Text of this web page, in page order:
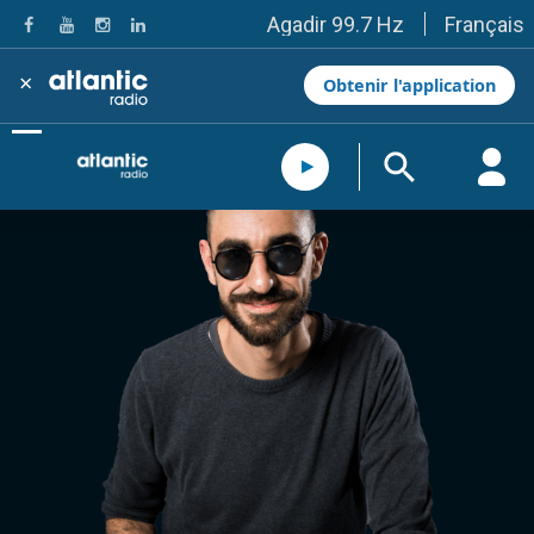
Agadir 99.7 Hz
Tanger 103.3 Hz
Tétouan 87.8 Hz
Fès 98.8 Hz
Meknès 97.2 Hz
El Jadida 97.3
Settat 104,6
Essaouira 96.6
Safi 92.3
Taza 103.0
Taounate 95.6
Tiznit 103.1
SkhourRhamna 92.2
Taroudant 104.9
Guelmim 91.9
Tan-Tan 95.2
Tafraout 104.9
Casablanca 92.5 Hz
Rabat, Salé 106.9 Hz
Marrakech 90.5 Hz
Français
× Obtenir l'application